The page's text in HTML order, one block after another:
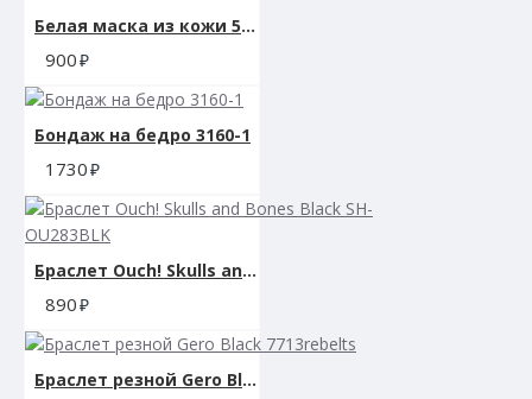
Белая маска из кожи 58009ars
900
Бондаж на бедро 3160-1
1730
Браслет Ouch! Skulls and Bones Black SH-OU283BLK
890
Браслет резной Gero Black 7713rebelts